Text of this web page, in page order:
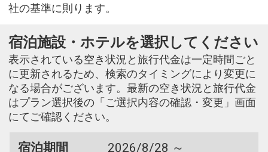
社の基準に則ります。
宿泊施設・ホテルを選択してください
表示されている空き状況と旅行代金は一定時間ごと
に更新されるため、検索のタイミングにより変更に
なる場合がございます。最新の空き状況と旅行代金
はプラン選択後の「ご選択内容の確認・変更」画面
にてご確認ください。
宿泊期間
2026/8/28 ～